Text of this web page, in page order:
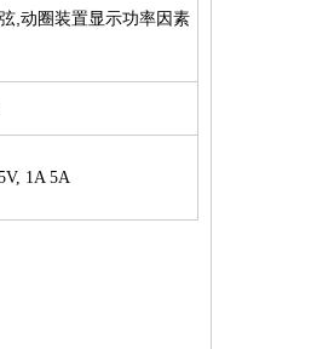
,动圈装置显示功率因素
1A 5A